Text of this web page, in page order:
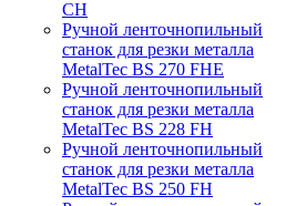
CH
Ручной ленточнопильный
станок для резки металла
MetalTec BS 270 FHE
Ручной ленточнопильный
станок для резки металла
MetalTec BS 228 FH
Ручной ленточнопильный
станок для резки металла
MetalTec BS 250 FH